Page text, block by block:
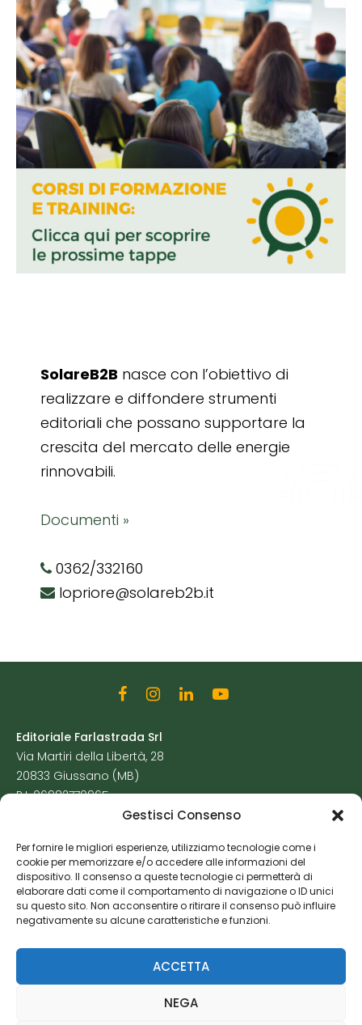
Gestisci Consenso
Per fornire le migliori esperienze, utilizziamo tecnologie come i
cookie per memorizzare e/o accedere alle informazioni del
dispositivo. Il consenso a queste tecnologie ci permetterà di
elaborare dati come il comportamento di navigazione o ID unici
su questo sito. Non acconsentire o ritirare il consenso può influire
negativamente su alcune caratteristiche e funzioni.
ACCETTA
NEGA
SolareB2B nasce con l’obiettivo di
realizzare e diffondere strumenti
editoriali che possano supportare la
crescita del mercato delle energie
rinnovabili.
Documenti »
0362/332160
lopriore@solareb2b.it
Editoriale Farlastrada Srl
Via Martiri della Libertà, 28
20833 Giussano (MB)
P.I. 06982770965
Cookie Policy
Risorse Aggiuntive